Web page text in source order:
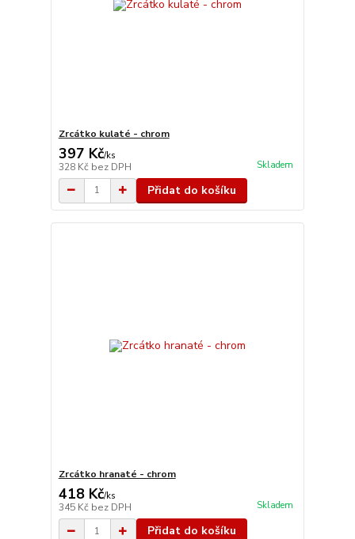
Zrcátko kulaté - chrom
397 Kč/ks
328 Kč bez DPH Skladem
Přidat do košíku
Zrcátko hranaté - chrom
418 Kč/ks
345 Kč bez DPH Skladem
Přidat do košíku